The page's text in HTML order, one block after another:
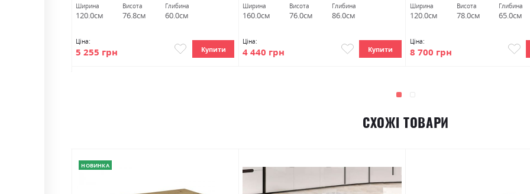
Ширина
120.0см
Висота
76.8см
Глибина
60.0см
Ціна:
5 255 грн Купити
Ширина
160.0см
Висота
76.0см
Глибина
86.0см
Ціна:
4 440 грн Купити
Ширина
120.0см
Висота
78.0см
Глибина
65.0см
Ціна:
8 700 грн
СХОЖІ ТОВАРИ
НОВИНКА